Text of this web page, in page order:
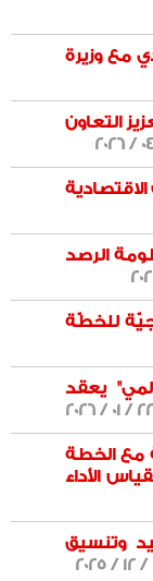
مع وزيرة
التعاون
الاقتصادية
الرصد
للخطّة
يعقد
22 / 01 / 2026
مع الخطة
الأداء
وتنسيق